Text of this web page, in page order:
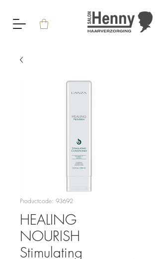
Productcode: 93692
HEALING
NOURISH
Stimulating